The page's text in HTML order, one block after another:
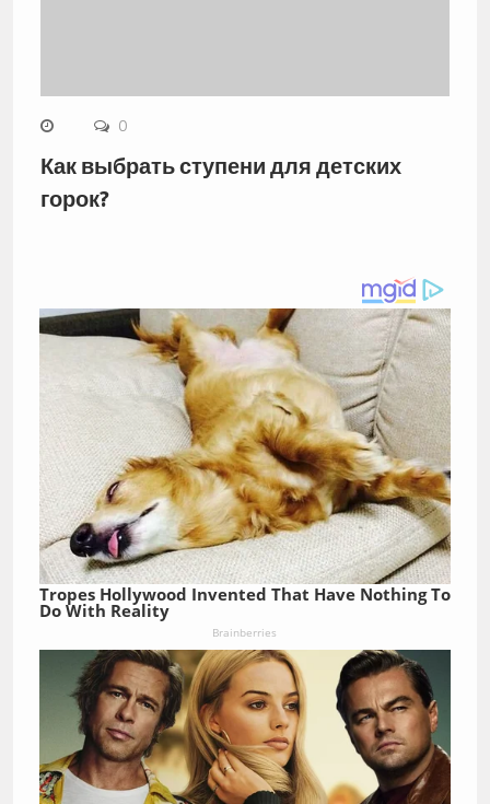
0
Как выбрать ступени для детских
горок?
Tropes Hollywood Invented That Have Nothing To
Do With Reality
Brainberries